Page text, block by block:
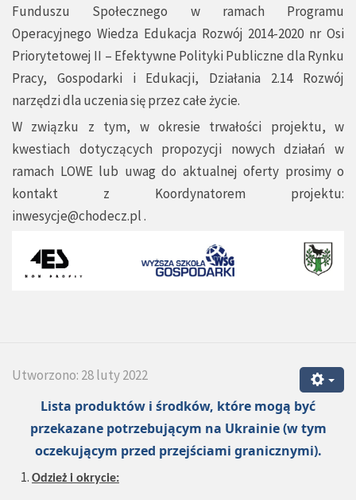
Funduszu Społecznego w ramach Programu
Operacyjnego Wiedza Edukacja Rozwój 2014-2020 nr Osi
Priorytetowej II – Efektywne Polityki Publiczne dla Rynku
Pracy, Gospodarki i Edukacji, Działania 2.14 Rozwój
narzędzi dla uczenia się przez całe życie.
W związku z tym, w okresie trwałości projektu, w
kwestiach dotyczących propozycji nowych działań w
ramach LOWE lub uwag do aktualnej oferty prosimy o
kontakt z Koordynatorem projektu:
inwesycje@chodecz.pl.
Utworzono: 28 luty 2022
Lista produktów i środków, które mogą być
przekazane potrzebującym na Ukrainie (w tym
oczekującym przed przejściami granicznymi).
Odzież i okrycie: